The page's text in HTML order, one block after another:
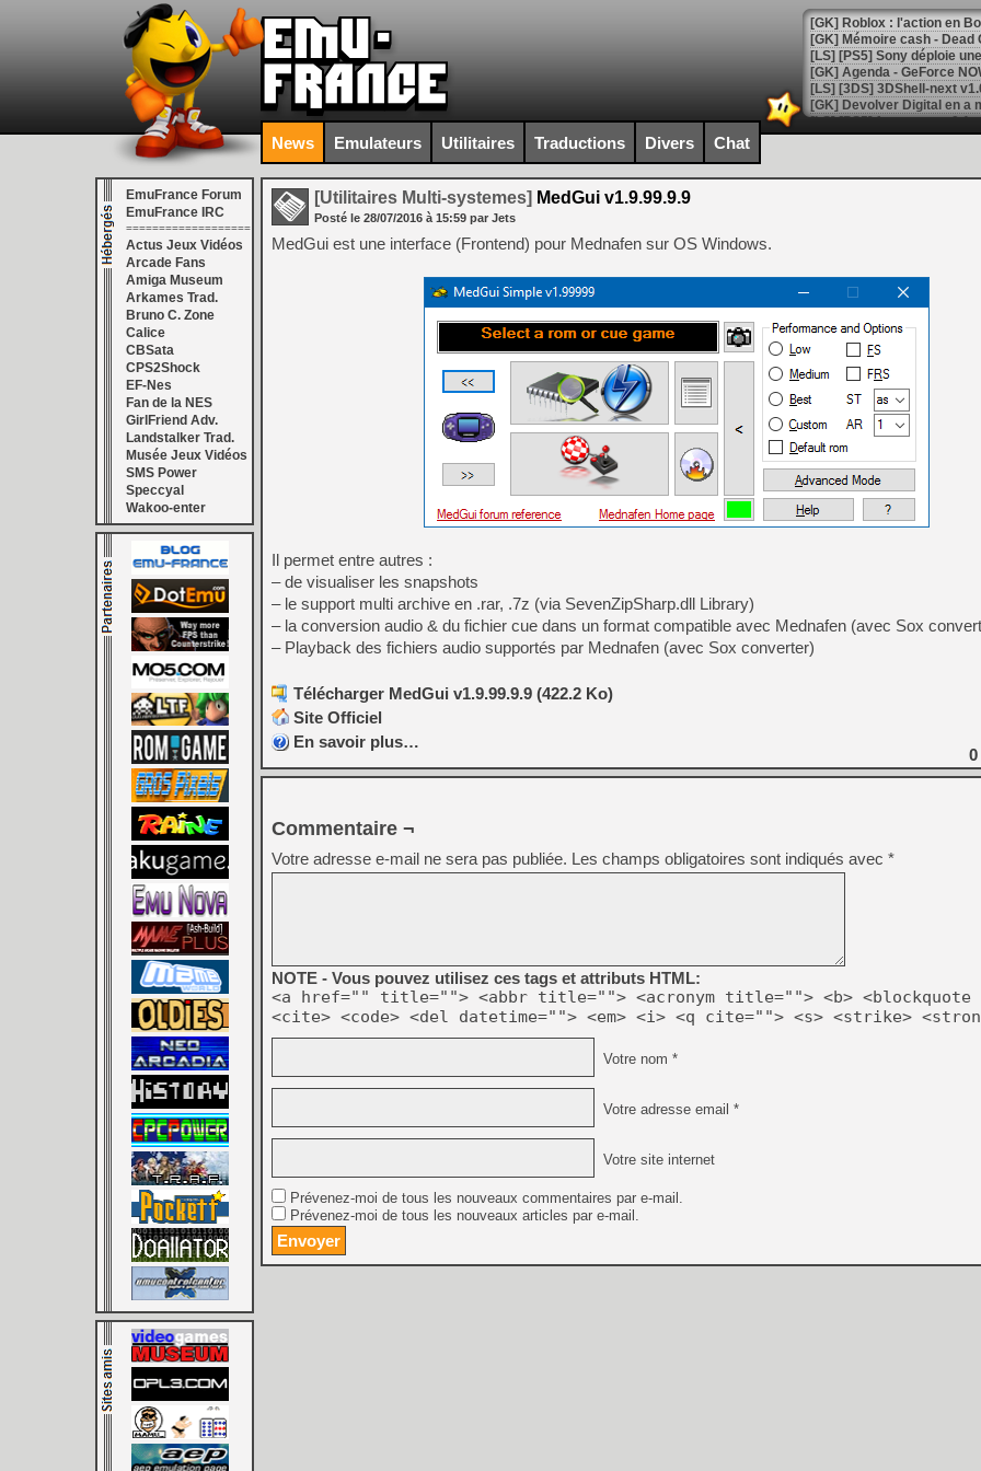
[GK] Roblox : l'action en
[GK] Agenda - GeForce
[GK] Devolver Digital en a
[LS] [PS5] ps5-y2jb-
[GK] Pourquoi Marvel
[GK] Test : Restory : Chill
[GK] GTA 6 : Rockstar
[GK] Hot Wheels Infinite
[GK] Mémoire cash -
[GK] Résultats Nintendo :
[GK] Déjà des
[Mo5] Brickboy cherche à
[GK] Minecraft et ses «
[GK] Beast of
[GK] Ubisoft : fin de partie
[GK] Mémoire cash -
[GK] Dan Houser (GTA)
[GK] Comment EA Sports
[GK] Crimson Moon : un
[GK] Isle of Reveries : le
[GK] Moonlighter 2 : The
[GK] Capcom relance
[Mo5] Deux inédits du
[GK] Le beat'em up The
[GK] Endless Legend 2 :
[LS] [PS5] Le WebKit
[GK] Oubliez Crazy Taxi,
[LS] [Switch] NSZ 5.0.0
[GK] Bethesda fête les 30
News Emulateurs Utilitaires Traductions Divers Chat
EmuFrance Forum
EmuFrance IRC
===================
Actus Jeux Vidéos
Arcade Fans
Amiga Museum
Arkames Trad.
Bruno C. Zone
Calice
CBSata
CPS2Shock
EF-Nes
Fan de la NES
GirlFriend Adv.
Landstalker Trad.
Musée Jeux Vidéos
SMS Power
Speccyal
Wakoo-enter
[Utilitaires Multi-systemes] MedGui v1.9.99.9.9
Posté le 28/07/2016 à 15:59 par Jets
MedGui est une interface (Frontend) pour Mednafen sur OS Windows.
Il permet entre autres :
– de visualiser les snapshots
– le support multi archive en .rar, .7z (via SevenZipSharp.dll Library)
– la conversion audio & du fichier cue dans un format compatible avec Mednafen (avec Sox
– Playback des fichiers audio supportés par Mednafen (avec Sox converter)
Télécharger MedGui v1.9.99.9.9 (422.2 Ko)
Site Officiel
En savoir plus…
0
Commentaire ¬
Votre adresse e-mail ne sera pas publiée. Les champs obligatoires sont indiqués avec *
NOTE - Vous pouvez utilisez ces tags et attributs HTML:
<a href="" title=""> <abbr title=""> <acronym title=""> <b> <blockquote
<cite> <code> <del datetime=""> <em> <i> <q cite=""> <s> <strike>
Votre nom *
Votre adresse email *
Votre site internet
Prévenez-moi de tous les nouveaux commentaires par e-mail.
Prévenez-moi de tous les nouveaux articles par e-mail.